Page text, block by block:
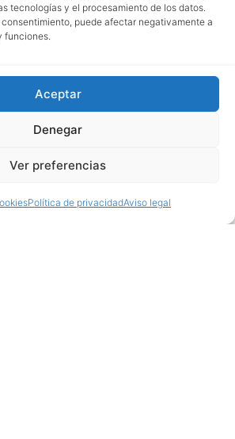
tecnologías y el procesamiento de los datos.
puede afectar negativamente a
funciones.
Aceptar
Denegar
Ver preferencias
Política de privacidadAviso legal